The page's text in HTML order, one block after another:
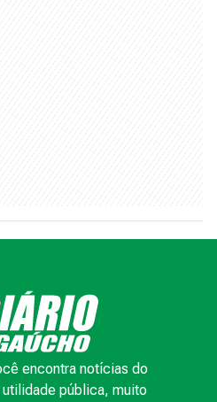
encontra notícias do
pública, muito